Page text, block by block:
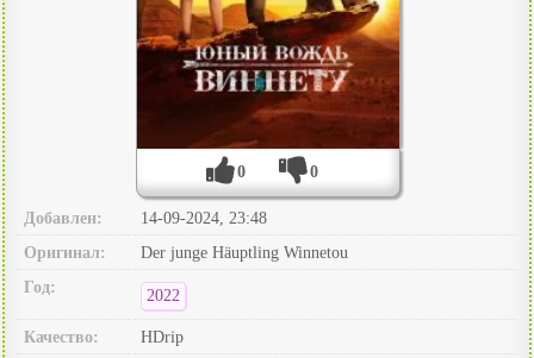
0 0
Добавлен:
14-09-2024, 23:48
Оригинал:
Der junge Häuptling Winnetou
Год:
2022
Качество:
HDrip